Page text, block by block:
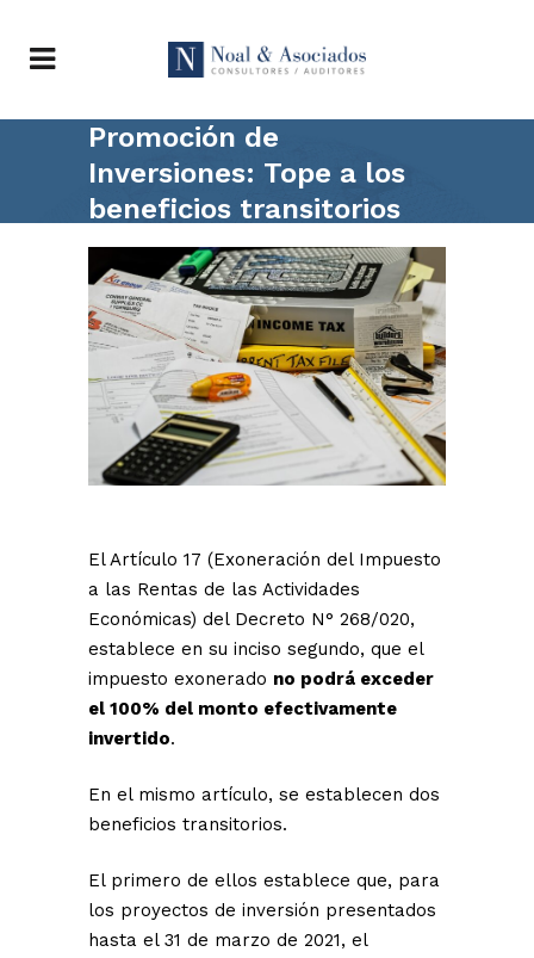
Promoción de
Inversiones: Tope a los
beneficios transitorios
El Artículo 17 (Exoneración del Impuesto
a las Rentas de las Actividades
Económicas) del Decreto N° 268/020,
establece en su inciso segundo, que el
impuesto exonerado no podrá exceder
el 100% del monto efectivamente
invertido.
En el mismo artículo, se establecen dos
beneficios transitorios.
El primero de ellos establece que, para
los proyectos de inversión presentados
hasta el 31 de marzo de 2021, el